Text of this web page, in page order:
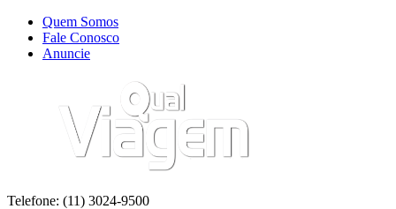
Quem Somos
Fale Conosco
Anuncie
Telefone: (11) 3024-9500